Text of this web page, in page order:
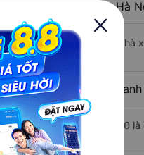
Hóa Hoàng Mai - Hà
vào lúc 2:30 là của nhà
Nội từ Thiệu Hóa -
nhất là vào lúc 20:00